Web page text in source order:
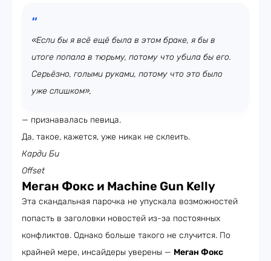
«Если бы я всё ещё была в этом браке, я бы в
итоге попала в тюрьму, потому что убила бы его.
Серьёзно, голыми руками, потому что это было
уже слишком»,
— признавалась певица.
Да, такое, кажется, уже никак не склеить.
Карди Би
Offset
Меган Фокс и Machine Gun Kelly
Эта скандальная парочка не упускала возможностей
попасть в заголовки новостей из-за постоянных
конфликтов. Однако больше такого не случится. По
крайней мере, инсайдеры уверены — Меган Фокс